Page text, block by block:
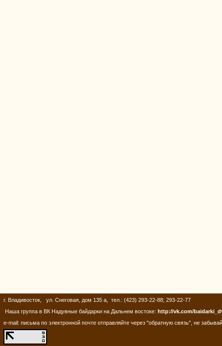
г. Владивосток, ул. Снеговая, дом 135 а, тел.: (423) 293-22-88; 293-22-77
Наша группа в ВК Надувные байдарки на Дальнем востоке: http://vk.com/
e-mail: письма по электронной почте отправляйте через "обратную связь", не